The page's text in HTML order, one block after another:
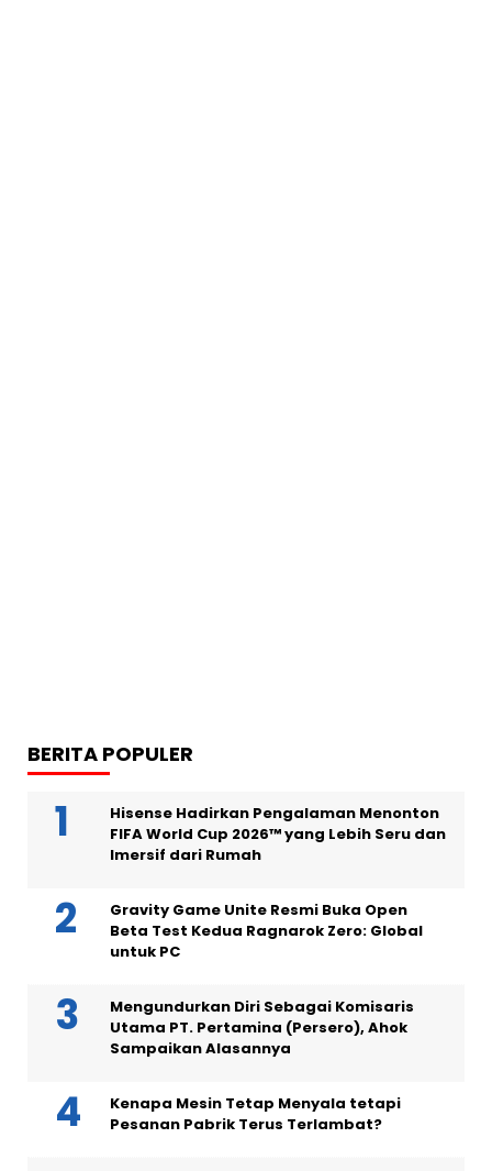
BERITA POPULER
Hisense Hadirkan Pengalaman Menonton
FIFA World Cup 2026™ yang Lebih Seru dan
Imersif dari Rumah
Gravity Game Unite Resmi Buka Open
Beta Test Kedua Ragnarok Zero: Global
untuk PC
Mengundurkan Diri Sebagai Komisaris
Utama PT. Pertamina (Persero), Ahok
Sampaikan Alasannya
Kenapa Mesin Tetap Menyala tetapi
Pesanan Pabrik Terus Terlambat?